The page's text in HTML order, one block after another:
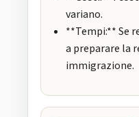
variano.
**Tempi:** Se
a preparare la
immigrazione.